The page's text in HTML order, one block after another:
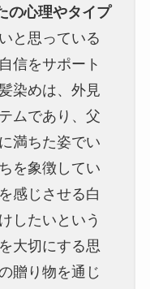
の心理やタイプ
と思っている
信をサポート
染めは、外見
ムであり、父
満ちた姿でい
を象徴してい
感じさせる白
したいという
大切にする思
贈り物を通じ